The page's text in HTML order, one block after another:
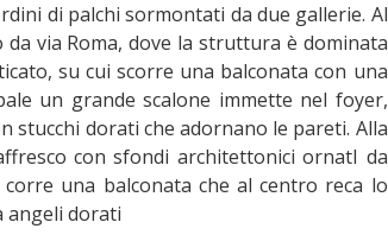
di palchi sormontati da due gallerie. Al
via Roma, dove la struttura è dominata
su cui scorre una balconata con una
un grande scalone immette nel foyer,
stucchi dorati che adornano le pareti. Alla
con sfondi architettonici ornatI da
una balconata che al centro reca lo
angeli dorati